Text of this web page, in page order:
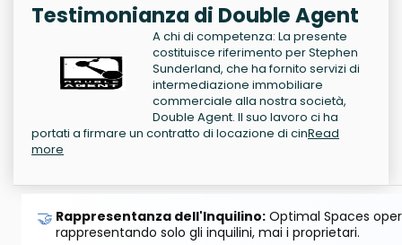
Testimonianza di Double Agent
A chi di competenza: La presente
costituisce riferimento per Stephen
Sunderland, che ha fornito servizi di
intermediazione immobiliare
commerciale alla nostra società,
Double Agent. Il suo lavoro ci ha
portati a firmare un contratto di locazione di cinRead
more
🤝 Rappresentanza dell'Inquilino: Optimal Spaces
rappresentando solo gli inquilini, mai i proprietari.